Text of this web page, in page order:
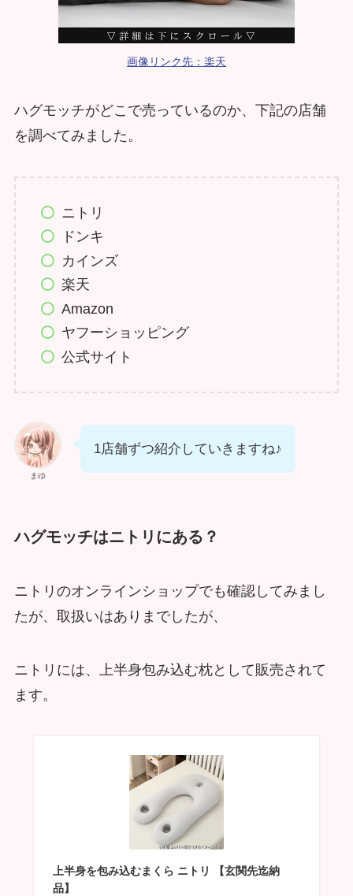
画像リンク先：楽天
ハグモッチがどこで売っているのか、下記の店舗
を調べてみました。
ニトリ
ドンキ
カインズ
楽天
Amazon
ヤフーショッピング
公式サイト
まゆ
1店舗ずつ紹介していきますね♪
ハグモッチはニトリにある？
ニトリのオンラインショップでも確認してみまし
たが、取扱いはありまでしたが、
ニトリには、上半身包み込む枕として販売されて
ます。
上半身を包み込むまくら ニトリ 【玄関先迄納
品】